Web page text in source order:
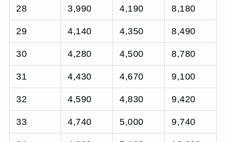
28 3,990 4,190 8,180
29 4,140 4,350 8,490
30 4,280 4,500 8,780
31 4,430 4,670 9,100
32 4,590 4,830 9,420
33 4,740 5,000 9,740